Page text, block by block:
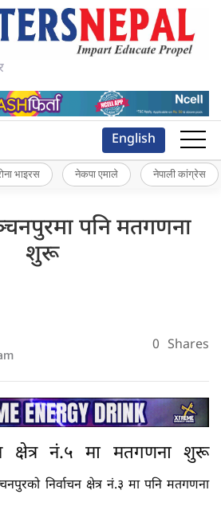
English
भाइरस नेकपा एमाले नेपाली कांग्रेस
पनि मतगणना
शुरू
0 Shares
क्षेत्र नं.५ मा मतगणना शुरू
निर्वाचन क्षेत्र नं.३ मा पनि मतगणना